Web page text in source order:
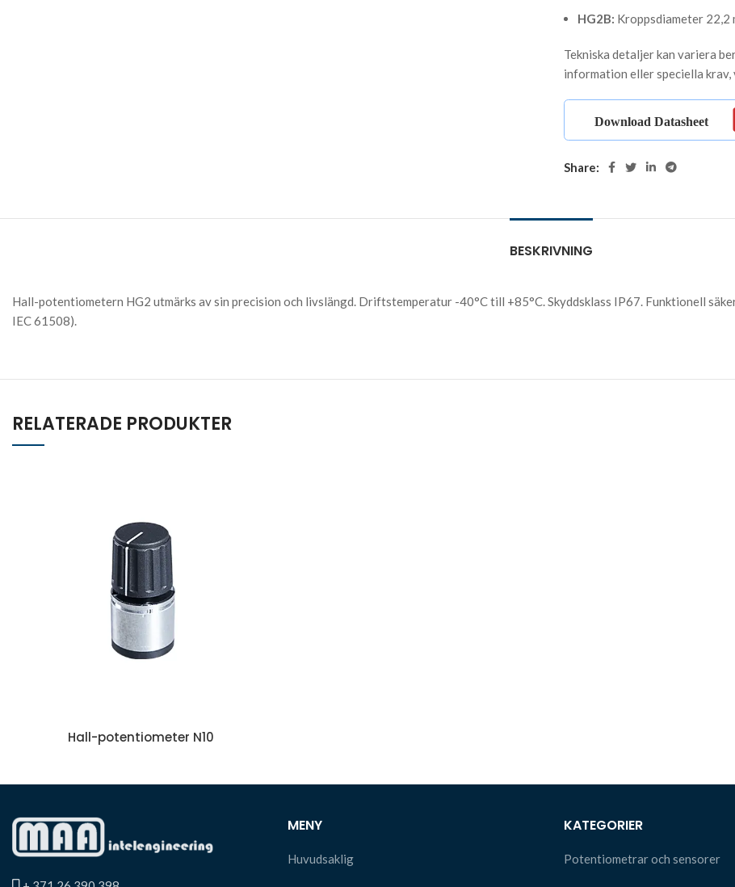
HG2B: Kroppsdiameter 22,2
Tekniska detaljer kan variera
information eller speciella
Share:
BESKRIVNING
Hall-potentiometern HG2 utmärks av sin precision och livslängd. Driftstemperatur -40°C till +85°C. Skyddsklass IP67. Funktionell
IEC 61508).
RELATERADE PRODUKTER
Hall-potentiometer N10
MENY
Huvudsaklig
KATEGORIER
Potentiometrar och sensorer